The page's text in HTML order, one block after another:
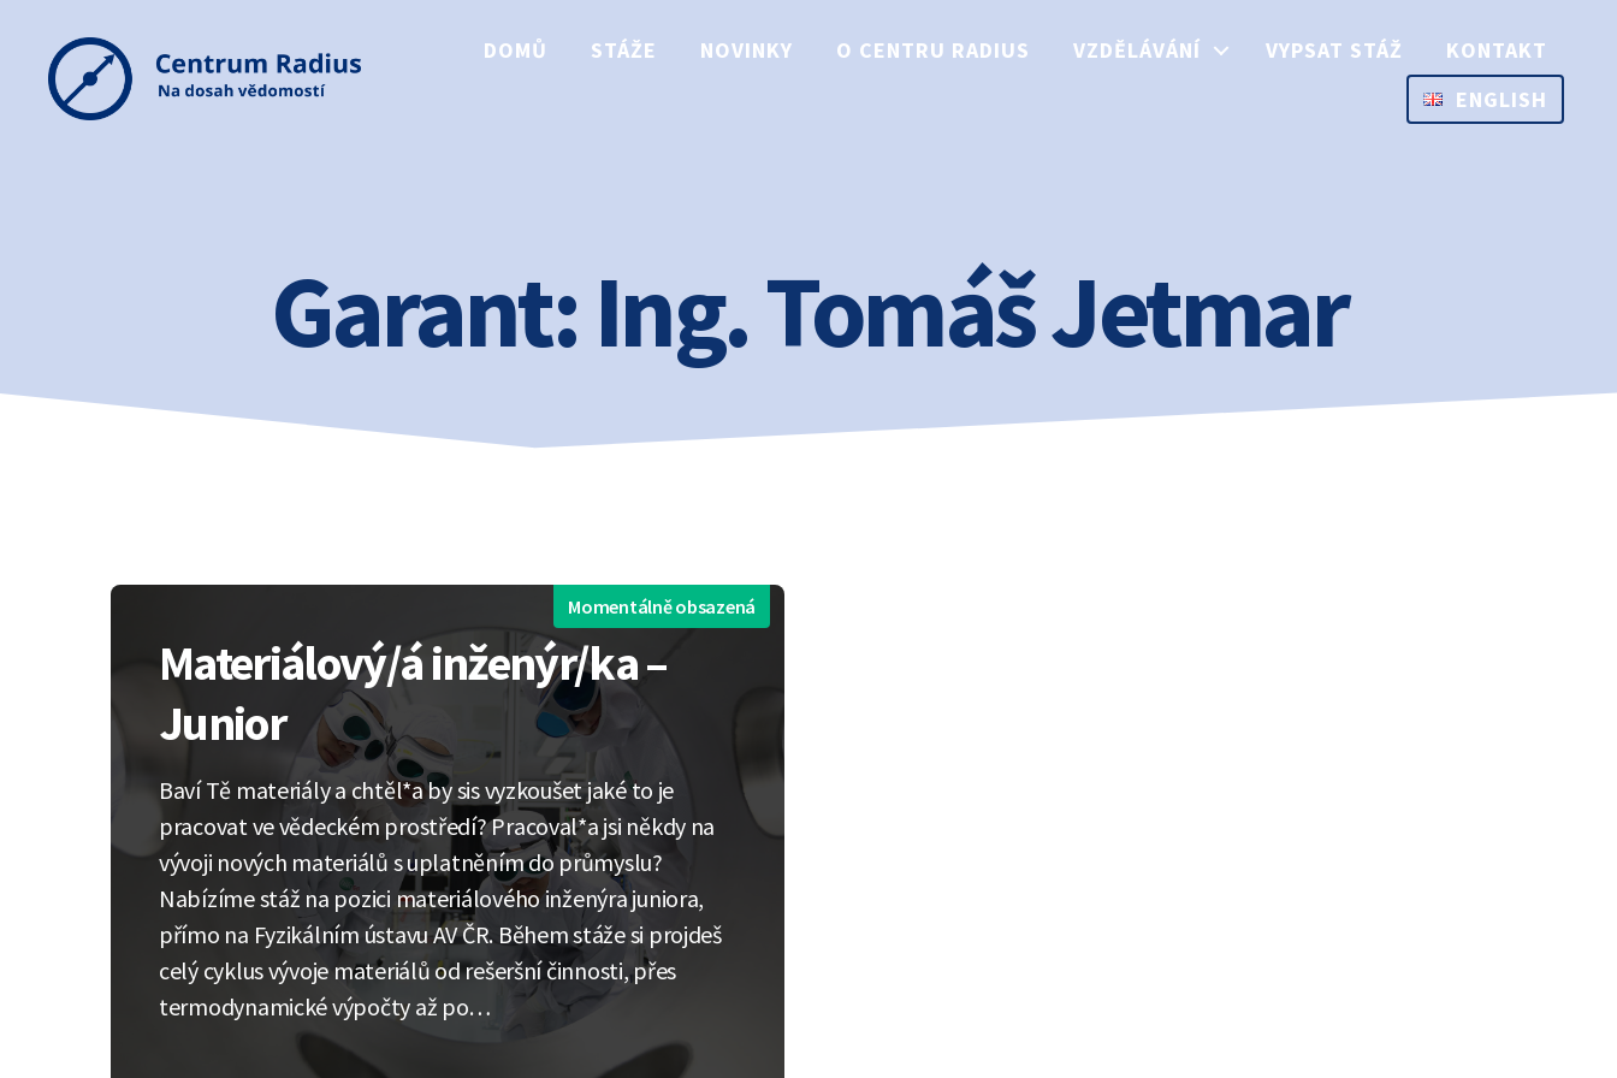
DOMŮ STÁŽE NOVINKY O CENTRU RADIUS VZDĚLÁVÁNÍ VYPSAT STÁŽ
KONTAKT
ENGLISH
Garant:Ing. Tomáš Jetmar
Momentálně obsazená
Materiálový/á inženýr/ka –
Junior
Baví Tě materiály a chtěl*a by sis vyzkoušet jaké to je
pracovat ve vědeckém prostředí? Pracoval*a jsi někdy na
vývoji nových materiálů s uplatněním do průmyslu?
Nabízíme stáž na pozici materiálového inženýra juniora,
přímo na Fyzikálním ústavu AV ČR. Během stáže si projdeš
celý cyklus vývoje materiálů od rešeršní činnosti, přes
termodynamické výpočty až po…